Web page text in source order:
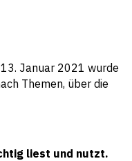
Januar 2021 wurde
Themen, über die
liest und nutzt.